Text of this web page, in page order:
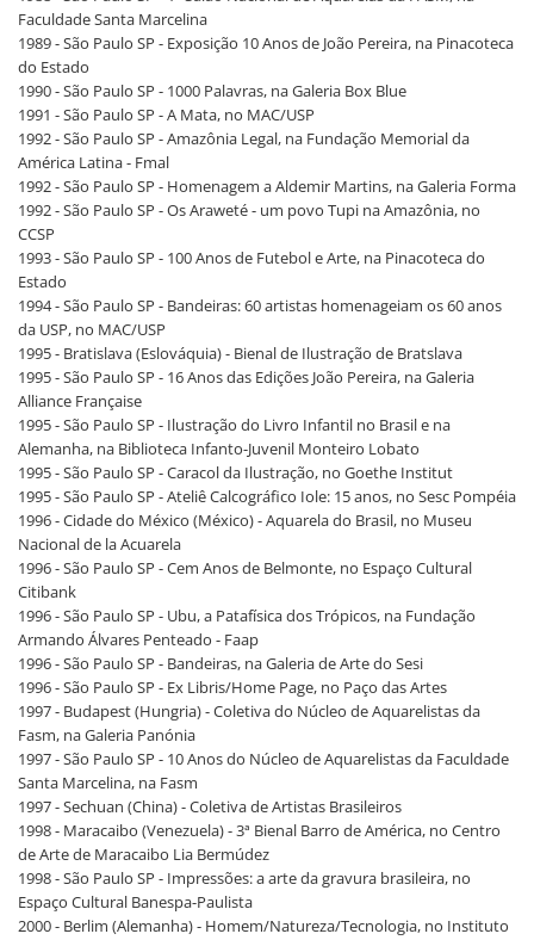
Faculdade Santa Marcelina
1989 - São Paulo SP - Exposição 10 Anos de João Pereira, na Pinacoteca
do Estado
1990 - São Paulo SP - 1000 Palavras, na Galeria Box Blue
1991 - São Paulo SP - A Mata, no MAC/USP
1992 - São Paulo SP - Amazônia Legal, na Fundação Memorial da
América Latina - Fmal
1992 - São Paulo SP - Homenagem a Aldemir Martins, na Galeria Forma
1992 - São Paulo SP - Os Araweté - um povo Tupi na Amazônia, no
CCSP
1993 - São Paulo SP - 100 Anos de Futebol e Arte, na Pinacoteca do
Estado
1994 - São Paulo SP - Bandeiras: 60 artistas homenageiam os 60 anos
da USP, no MAC/USP
1995 - Bratislava (Eslováquia) - Bienal de Ilustração de Bratslava
1995 - São Paulo SP - 16 Anos das Edições João Pereira, na Galeria
Alliance Française
1995 - São Paulo SP - Ilustração do Livro Infantil no Brasil e na
Alemanha, na Biblioteca Infanto-Juvenil Monteiro Lobato
1995 - São Paulo SP - Caracol da Ilustração, no Goethe Institut
1995 - São Paulo SP - Ateliê Calcográfico Iole: 15 anos, no Sesc Pompéia
1996 - Cidade do México (México) - Aquarela do Brasil, no Museu
Nacional de la Acuarela
1996 - São Paulo SP - Cem Anos de Belmonte, no Espaço Cultural
Citibank
1996 - São Paulo SP - Ubu, a Patafísica dos Trópicos, na Fundação
Armando Álvares Penteado - Faap
1996 - São Paulo SP - Bandeiras, na Galeria de Arte do Sesi
1996 - São Paulo SP - Ex Libris/Home Page, no Paço das Artes
1997 - Budapest (Hungria) - Coletiva do Núcleo de Aquarelistas da
Fasm, na Galeria Panónia
1997 - São Paulo SP - 10 Anos do Núcleo de Aquarelistas da Faculdade
Santa Marcelina, na Fasm
1997 - Sechuan (China) - Coletiva de Artistas Brasileiros
1998 - Maracaibo (Venezuela) - 3ª Bienal Barro de América, no Centro
de Arte de Maracaibo Lia Bermúdez
1998 - São Paulo SP - Impressões: a arte da gravura brasileira, no
Espaço Cultural Banespa-Paulista
2000 - Berlim (Alemanha) - Homem/Natureza/Tecnologia, no Instituto